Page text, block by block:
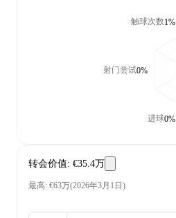
触球次数1%
射门尝试0%
进球0%
转会价值: €35.4万
最高: €63万(2026年3月1日 )